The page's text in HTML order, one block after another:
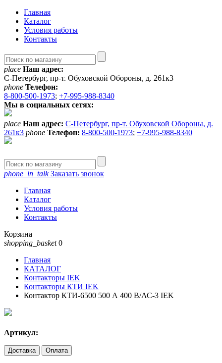
Главная
Каталог
Условия работы
Контакты
place Наш адрес:
С-Петербург, пр-т. Обуховской Обороны, д. 261к3
phone Телефон:
8-800-500-1973; +7-995-988-8340
Мы в социальных сетях:
place Наш адрес: С-Петербург, пр-т. Обуховской Обороны, д.
261к3 phone Телефон: 8-800-500-1973; +7-995-988-8340
phone_in_talkЗаказать звонок
Главная
Каталог
Условия работы
Контакты
Корзина
shopping_basket 0
Главная
КАТАЛОГ
Контакторы IEK
Контакторы КТИ IEK
Контактор КТИ-6500 500 А 400 В/АС-3 IEK
Артикул:
Доставка Оплата